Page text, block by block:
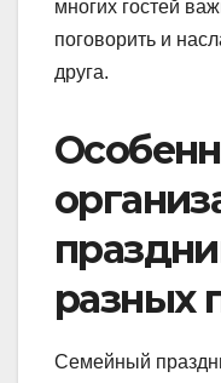
многих гостей
поговорить и
друга.
разных
Семейный